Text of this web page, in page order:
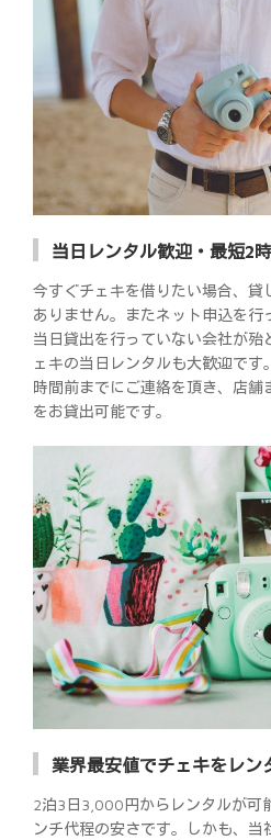
当日レンタル歓迎・最短2
今すぐチェキを借りたい場合、貸
ありません。またネット申込を行
当日貸出を行っていない会社が殆
ェキの当日レンタルも大歓迎で
時間前までにご連絡を頂き、店舗
をお貸出可能です。
業界最安値でチェキをレン
2泊3日3,000円からレンタルが可
ンチ代程の安さです。しかも、当